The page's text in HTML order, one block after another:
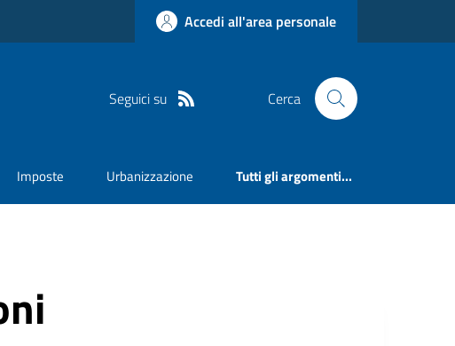
Accedi all'area personale
Seguici su Cerca
Imposte Urbanizzazione Tutti gli argomenti...